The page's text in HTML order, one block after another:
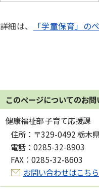
詳細は、 「学童保育」の
このページについてのお
健康福祉部 子育て応援課
住所： 〒329-0492 栃木
電話： 0285-32-8903
FAX： 0285-32-8603
お問い合わせはこちら